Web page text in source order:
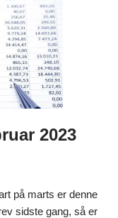
2023
på marts er denne
sidste gang, så er